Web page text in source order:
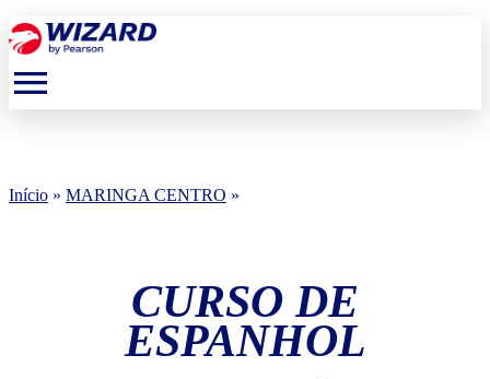
menu
Início » MARINGA CENTRO »
CURSO DE
ESPANHOL